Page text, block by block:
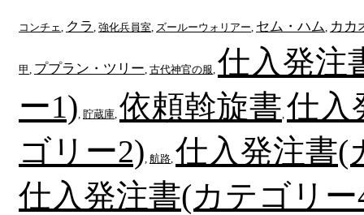
コンチェ クラ 強化兵員室 ズールーウォリアー セム・ハム カカ
甲 ププラン・ツリー 古代神官の服 仕入発注
ー1) 貯蔵庫 依頼斡旋書仕入
ゴリー2) 航路 仕入発注書(
仕入発注書(カテゴリー